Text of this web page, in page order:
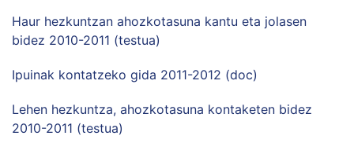
Haur hezkuntzan ahozkotasuna kantu eta jolasen
bidez 2010-2011 (testua)
Ipuinak kontatzeko gida 2011-2012 (doc)
Lehen hezkuntza, ahozkotasuna kontaketen bidez
2010-2011 (testua)